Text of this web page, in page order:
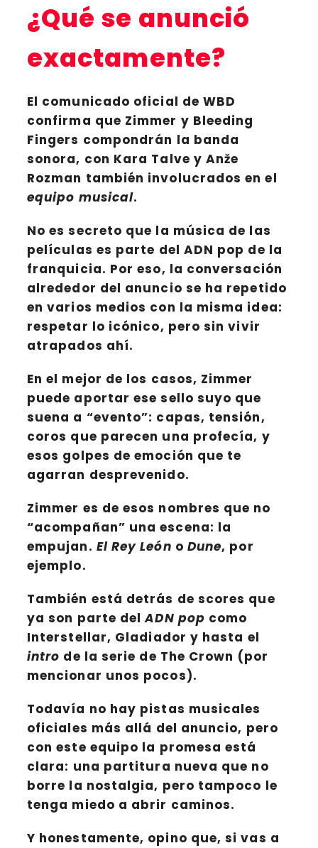
¿Qué se anunció
exactamente?
El comunicado oficial deWBD
confirma que Zimmer y Bleeding
Fingers compondrán la banda
sonora, con Kara Talve yAnže
Rozman también involucrados en el
equipo musical.
No es secreto que la música de las
películas es parte del ADN pop de la
franquicia. Por eso, la conversación
alrededor del anuncio se ha repetido
en varios medios con la misma idea:
respetar lo icónico, pero sin vivir
atrapados ahí.
En el mejor de los casos, Zimmer
puede aportar ese sello suyo que
suena a “evento”: capas, tensión,
coros que parecen una profecía, y
esos golpes de emoción que te
agarran desprevenido.
Zimmer es de esos nombres que no
“acompañan” una escena: la
empujan. El Rey León o Dune, por
ejemplo.
También está detrás de scores que
ya son parte delADN pop como
Interstellar, Gladiador y hasta el
intro de la serie de The Crown (por
mencionar unos pocos).
Todavía no hay pistas musicales
oficiales más allá del anuncio, pero
con este equipo la promesa está
clara: una partitura nueva que no
borre la nostalgia, pero tampoco le
tenga miedo a abrir caminos.
Y honestamente, opino que, si vas a